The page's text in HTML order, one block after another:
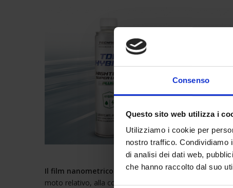
Consenso
Questo sito web utilizza i
Utilizziamo i cookie per
nostro traffico. Condividiamo
di analisi dei dati web,
che hanno raccolto dal suo
Il film nanometrico submicronico di TDB-HYBRID
moto relativo, alla condensa nei serbatoi e alla